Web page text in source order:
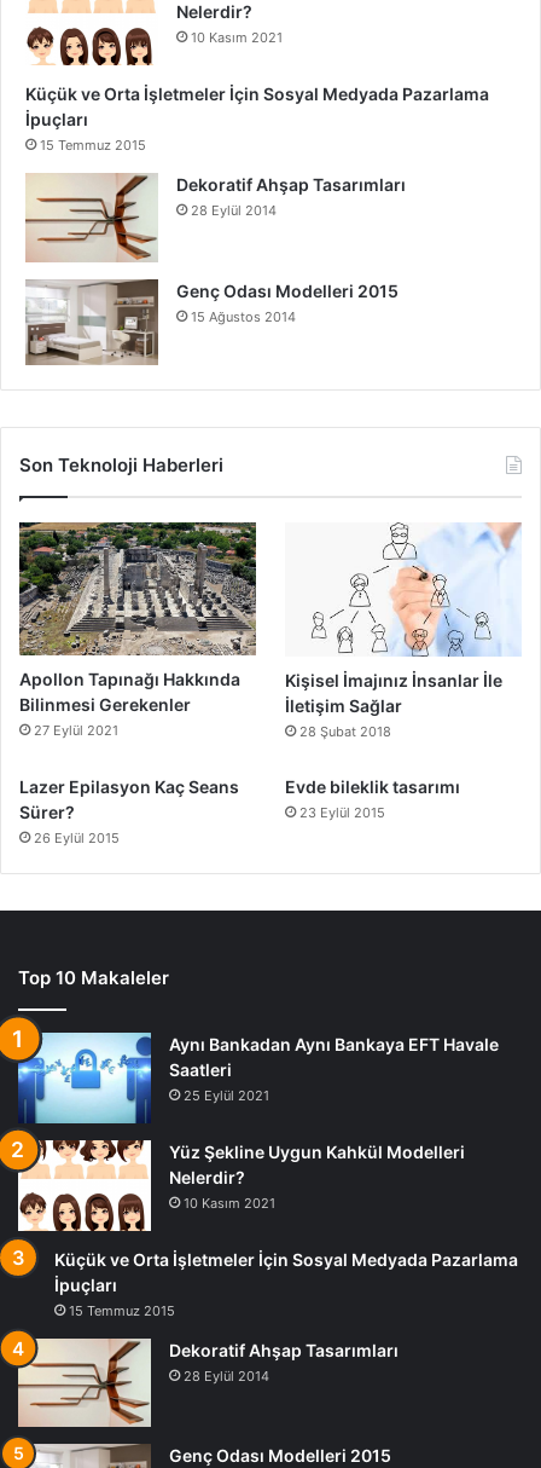
Nelerdir?
10 Kasım 2021
Küçük ve Orta İşletmeler İçin Sosyal Medyada Pazarlama
İpuçları
15 Temmuz 2015
Dekoratif Ahşap Tasarımları
28 Eylül 2014
Genç Odası Modelleri 2015
15 Ağustos 2014
Son Teknoloji Haberleri
Apollon Tapınağı Hakkında
Bilinmesi Gerekenler
27 Eylül 2021
Kişisel İmajınız İnsanlar İle
İletişim Sağlar
28 Şubat 2018
Lazer Epilasyon Kaç Seans
Sürer?
26 Eylül 2015
Evde bileklik tasarımı
23 Eylül 2015
Top 10 Makaleler
Aynı Bankadan Aynı Bankaya EFT Havale
Saatleri
25 Eylül 2021
Yüz Şekline Uygun Kahkül Modelleri
Nelerdir?
10 Kasım 2021
Küçük ve Orta İşletmeler İçin Sosyal Medyada Pazarlama
İpuçları
15 Temmuz 2015
Dekoratif Ahşap Tasarımları
28 Eylül 2014
Genç Odası Modelleri 2015